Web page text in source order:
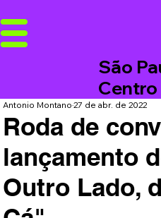
São
Centro
Roda de
lançamento
Outro Lado,
Antonio Montano27 de abr. de 2022